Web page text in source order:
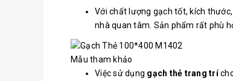
Với chất lượng gạch tốt, kích
nhà quan tâm. Sản phẩm rất phù
Mẫu tham khảo
Việc sử dụng gạch thẻ trang trí